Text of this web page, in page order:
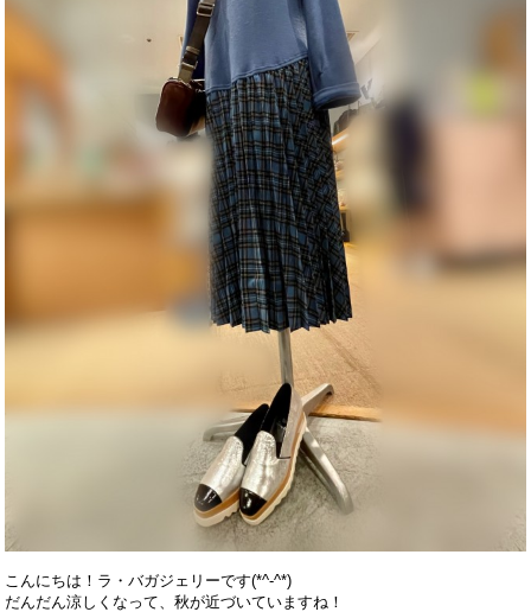
こんにちは！ラ・バガジェリーです(*^-^*)
だんだん涼しくなって、秋が近づいていますね！